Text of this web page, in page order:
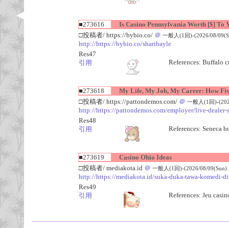
■273616
Is Casino Pennsylvania Worth [$] To
□投稿者/ https://bybio.co/ ＠ 一般人(1回)-(2026/08/
http://https://bybio.co/sharibayle
Res47
引用
References: Buffalo
■273618
My Life, My Job, My Career: How
□投稿者/ https://pattondemos.com/ ＠ 一般人(1回)-
http://https://pattondemos.com/employer/live-
Res48
引用
References: Seneca
■273619
Casino Ohio Ideas
□投稿者/ mediakota.id ＠ 一般人(1回)-(2026/08/09(Sun)
http://https://mediakota.id/suka-duka-tawa-komedi-
Res49
引用
References: Jeu